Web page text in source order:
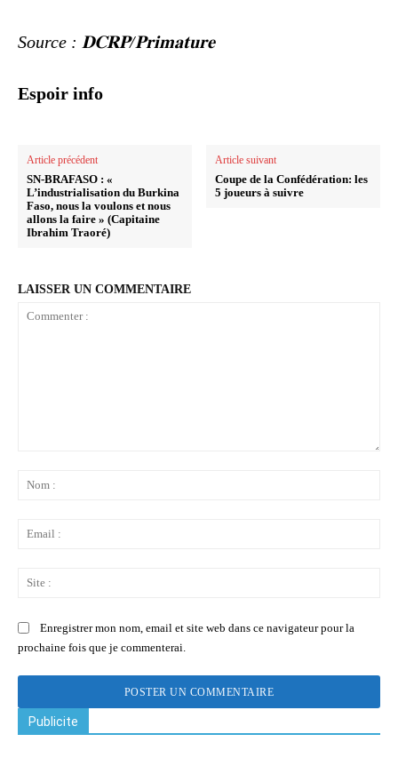
‎Source : 𝐃𝐂𝐑𝐏/𝐏𝐫𝐢𝐦𝐚𝐭𝐮𝐫𝐞
Espoir info
Article précédent
SN-BRAFASO : «
L’industrialisation du Burkina
Faso, nous la voulons et nous
allons la faire » (Capitaine
Ibrahim Traoré)
Article suivant
Coupe de la Confédération: les
5 joueurs à suivre
LAISSER UN COMMENTAIRE
Enregistrer mon nom, email et site web dans ce navigateur pour la
prochaine fois que je commenterai.
Publicite